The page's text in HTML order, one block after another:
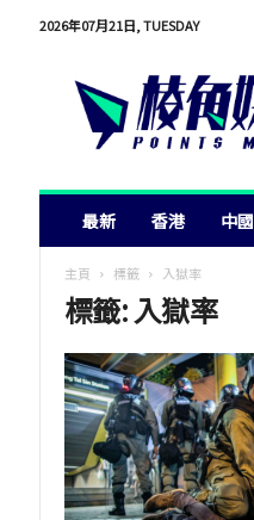
2026年07月21日, TUESDAY
最新 香港 中國
主頁 標籤 入獄率
標籤: 入獄率